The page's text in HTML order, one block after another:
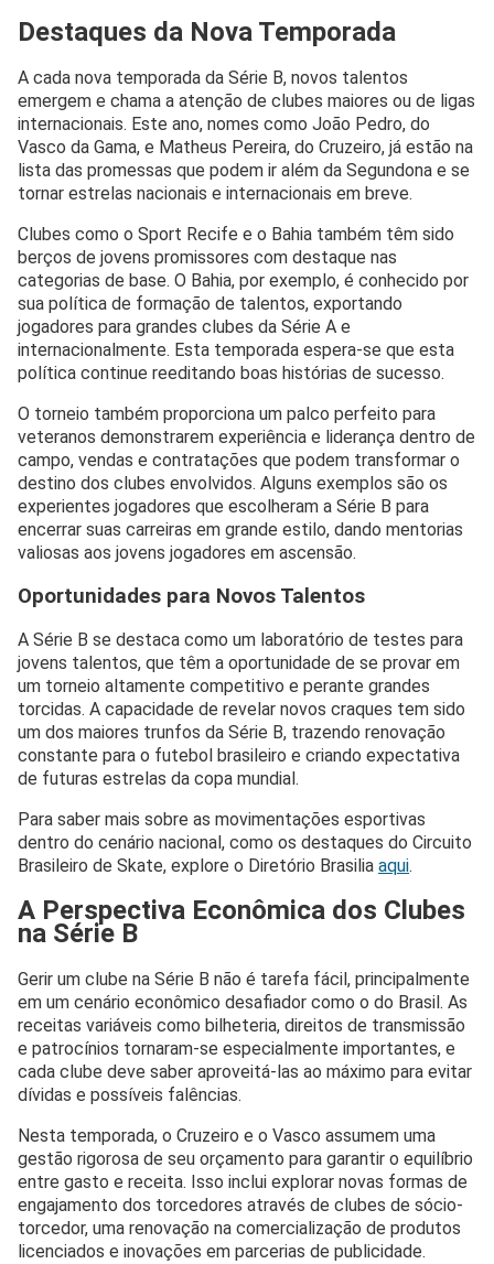
Destaques da Nova Temporada
A cada nova temporada da Série B, novos talentos
emergem e chama a atenção de clubes maiores ou de ligas
internacionais. Este ano, nomes como João Pedro, do
Vasco da Gama, e Matheus Pereira, do Cruzeiro, já estão na
lista das promessas que podem ir além da Segundona e se
tornar estrelas nacionais e internacionais em breve.
Clubes como o Sport Recife e o Bahia também têm sido
berços de jovens promissores com destaque nas
categorias de base. O Bahia, por exemplo, é conhecido por
sua política de formação de talentos, exportando
jogadores para grandes clubes da Série A e
internacionalmente. Esta temporada espera-se que esta
política continue reeditando boas histórias de sucesso.
O torneio também proporciona um palco perfeito para
veteranos demonstrarem experiência e liderança dentro de
campo, vendas e contratações que podem transformar o
destino dos clubes envolvidos. Alguns exemplos são os
experientes jogadores que escolheram a Série B para
encerrar suas carreiras em grande estilo, dando mentorias
valiosas aos jovens jogadores em ascensão.
Oportunidades para Novos Talentos
A Série B se destaca como um laboratório de testes para
jovens talentos, que têm a oportunidade de se provar em
um torneio altamente competitivo e perante grandes
torcidas. A capacidade de revelar novos craques tem sido
um dos maiores trunfos da Série B, trazendo renovação
constante para o futebol brasileiro e criando expectativa
de futuras estrelas da copa mundial.
Para saber mais sobre as movimentações esportivas
dentro do cenário nacional, como os destaques do Circuito
Brasileiro de Skate, explore o Diretório Brasilia aqui.
A Perspectiva Econômica dos Clubes
na Série B
Gerir um clube na Série B não é tarefa fácil, principalmente
em um cenário econômico desafiador como o do Brasil. As
receitas variáveis como bilheteria, direitos de transmissão
e patrocínios tornaram-se especialmente importantes, e
cada clube deve saber aproveitá-las ao máximo para evitar
dívidas e possíveis falências.
Nesta temporada, o Cruzeiro e o Vasco assumem uma
gestão rigorosa de seu orçamento para garantir o equilíbrio
entre gasto e receita. Isso inclui explorar novas formas de
engajamento dos torcedores através de clubes de sócio-
torcedor, uma renovação na comercialização de produtos
licenciados e inovações em parcerias de publicidade.